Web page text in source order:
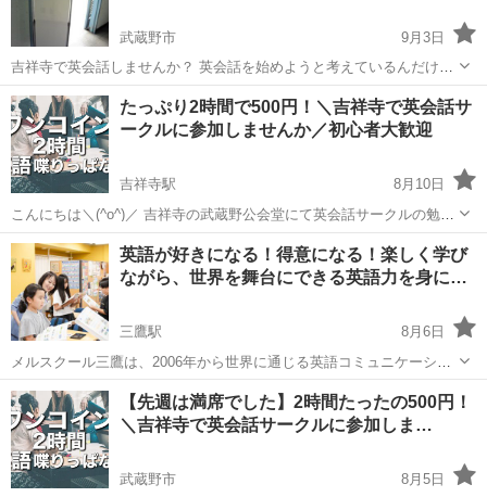
武蔵野市
9月3日
吉祥寺で英会話しませんか？ 英会話を始めようと考えているんだけど
英会話スクールでは 敷居が高すぎると思っているみなさん、気軽に英
会話しませんか？ 同じく英語を勉強している様々な年代、職業の人た
ちと一緒に話すこと...
東京 武蔵野市 英語 敷居
たっぷり2時間で500円！＼吉祥寺で英会話サ
ークルに参加しませんか／初心者大歓迎
吉祥寺駅
8月10日
こんにちは＼(^o^)／ 吉祥寺の武蔵野公会堂にて英会話サークルの勉強
会があります！ 学生さんから主婦の方まで、毎回多くの方が集まる英
会話サークルです。現在、新しい仲間を募集中です。 500円で2時間た
っぷり英語でおし...
東京 武蔵野市 吉祥寺駅 英会話 サークル
英語が好きになる！得意になる！楽しく学び
ながら、世界を舞台にできる英語力を身に…
三鷹駅
8月6日
メルスクール三鷹は、2006年から世界に通じる英語コミュニケーショ
ン力を育て続けているスクールです。卒業生の多くは、その英語力に
「どこで習ったの？」と驚かれることが多いと言われています。 当た
り前のことを丁寧に。 メ...
東京 武蔵野市 三鷹駅 初心者
【先週は満席でした】2時間たったの500円！
＼吉祥寺で英会話サークルに参加しま…
武蔵野市
8月5日